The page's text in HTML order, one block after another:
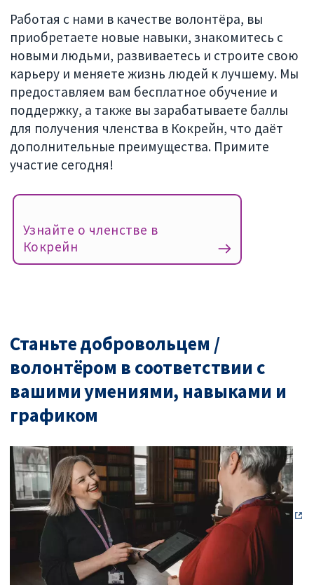
Работая с нами в качестве волонтёра, вы
приобретаете новые навыки, знакомитесь с
новыми людьми, развиваетесь и строите свою
карьеру и меняете жизнь людей к лучшему. Мы
предоставляем вам бесплатное обучение и
поддержку, а также вы зарабатываете баллы
для получения членства в Кокрейн, что даёт
дополнительные преимущества. Примите
участие сегодня!
Узнайте о членстве в
Кокрейн
Станьте добровольцем /
волонтёром в соответствии с
вашими умениями, навыками и
графиком